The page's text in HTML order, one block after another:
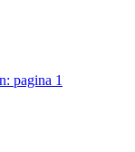
pagina 1